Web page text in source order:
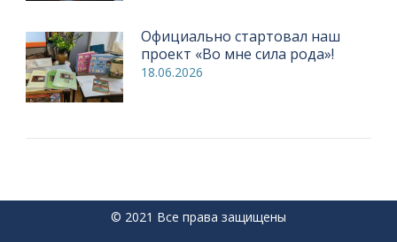
Официально стартовал наш
проект «Во мне сила рода»!
18.06.2026
© 2021 Все права защищены